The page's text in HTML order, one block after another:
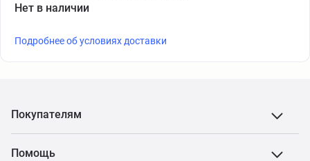
Нет в наличии
Подробнее об условиях доставки
Покупателям
Помощь